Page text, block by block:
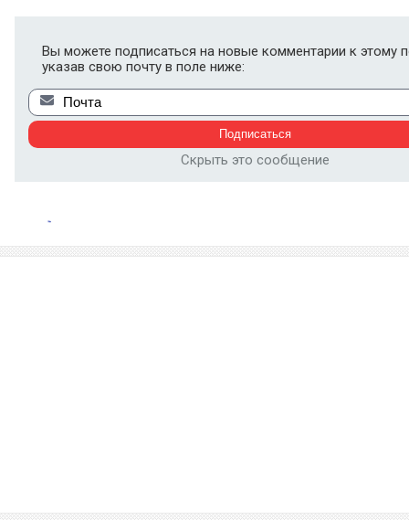
Вы можете подписаться на новые комментарии к этому
указав свою почту в поле ниже:
Скрыть это сообщение